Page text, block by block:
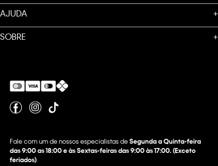
AJUDA +
SOBRE +
Fale com um de nossos especialistas deSegunda a Quinta-feira
das 9:00 as 18:00 e às Sextas-feiras das 9:00 às 17:00. (Exceto
feriados)